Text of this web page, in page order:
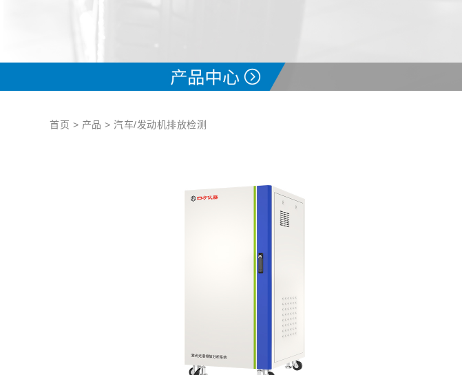
首页 > 产品 > 汽车/发动机排放检测